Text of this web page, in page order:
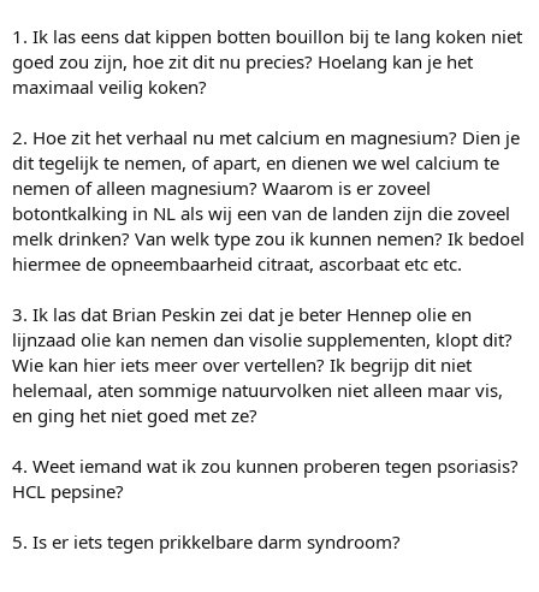
1. Ik las eens dat kippen botten bouillon bij te lang koken niet
goed zou zijn, hoe zit dit nu precies? Hoelang kan je het
maximaal veilig koken?
2. Hoe zit het verhaal nu met calcium en magnesium? Dien je
dit tegelijk te nemen, of apart, en dienen we wel calcium te
nemen of alleen magnesium? Waarom is er zoveel
botontkalking in NL als wij een van de landen zijn die zoveel
melk drinken? Van welk type zou ik kunnen nemen? Ik bedoel
hiermee de opneembaarheid citraat, ascorbaat etc etc.
3. Ik las dat Brian Peskin zei dat je beter Hennep olie en
lijnzaad olie kan nemen dan visolie supplementen, klopt dit?
Wie kan hier iets meer over vertellen? Ik begrijp dit niet
helemaal, aten sommige natuurvolken niet alleen maar vis,
en ging het niet goed met ze?
4. Weet iemand wat ik zou kunnen proberen tegen psoriasis?
HCL pepsine?
5. Is er iets tegen prikkelbare darm syndroom?